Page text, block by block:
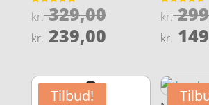
Vurderet
4.9
kr.329,00Den
oprindelige
kr. 329,00.
kr. 239,00Den
pris
er:
Vurderet
4.6
kr.
kr.
Tilbud!